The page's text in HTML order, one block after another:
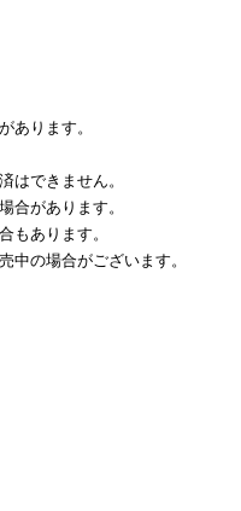
あります。
はできません。
合があります。
もあります。
中の場合がございます。